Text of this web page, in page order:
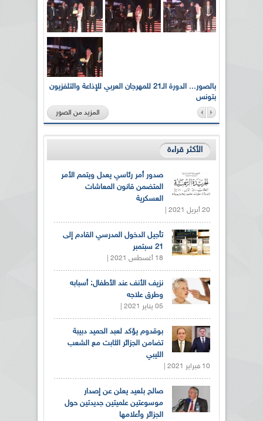
بالصور... الدورة الـ21 للمهرجان العربي للإذاعة والتلفزيون
بتونس
المزيد من الصور
الأكثر قراءة
صدور أمر رئاسي يعدل ويتمم الأمر
المتضمن قانون المعاشات
العسكرية
20 أبريل 2021 |
تأجيل الدخول المدرسي القادم إلى
21 سبتمبر
18 أغسطس 2021 |
نزيف الأنف عند الأطفال: أسبابه
وطرق علاجه
05 يناير 2021 |
بوقدوم يؤكد لعبد الحميد دبيبة
تضامن الجزائر الثابت مع الشعب
الليبي
10 فبراير 2021 |
صالح بلعيد يعلن عن إصدار
موسوعتين علميتين جديدتين حول
الجزائر وأعلامها